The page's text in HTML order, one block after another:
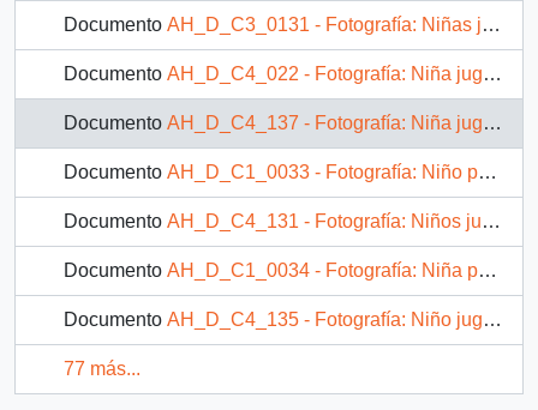
Documento AH_D_C3_0131 - Fotografía: Niñas jugando a la ronda
Documento AH_D_C4_022 - Fotografía: Niña jugando al luche
Documento AH_D_C4_137 - Fotografía: Niña jugando al luche
Documento AH_D_C1_0033 - Fotografía: Niño pequeño
Documento AH_D_C4_131 - Fotografía: Niños jugando a las bolitas
Documento AH_D_C1_0034 - Fotografía: Niña pequeña
Documento AH_D_C4_135 - Fotografía: Niño jugando con una pelota
77 más...